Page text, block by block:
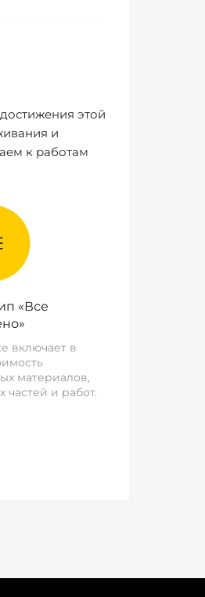
этой
и
к работам
«Все
включает в
материалов,
частей и работ.